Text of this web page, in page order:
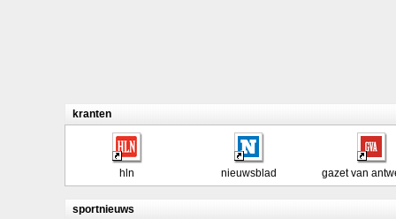
kranten
hln nieuwsblad gazet van
sportnieuws